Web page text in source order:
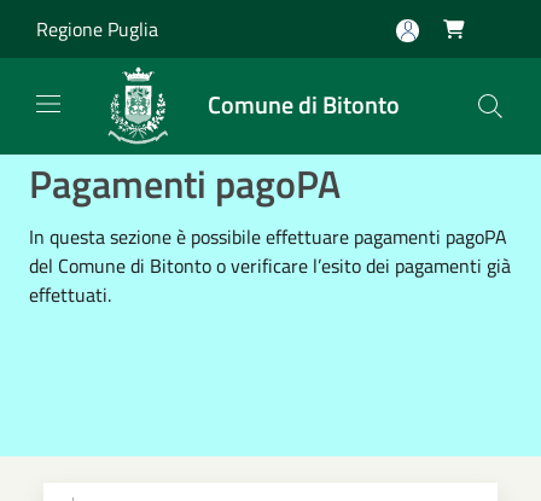
Regione Puglia 
Comune di Bitonto
Pagamenti pagoPA
In questa sezione è possibile effettuare pagamenti pagoPA
del Comune di Bitonto o verificare l’esito dei pagamenti già
effettuati.